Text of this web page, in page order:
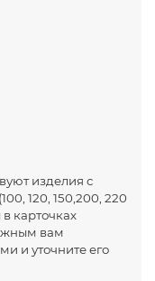
изделия с
120, 150,200, 220
карточках
вам
и уточните его